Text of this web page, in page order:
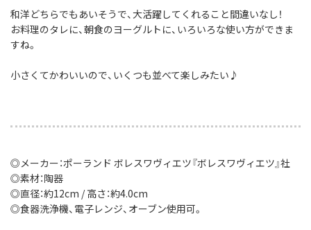
和洋どちらでもあいそうで、大活躍してくれること間違いなし！
お料理のタレに、朝食のヨーグルトに、いろいろな使い方ができま
すね。
小さくてかわいいので、いくつも並べて楽しみたい♪
◎メーカー：ポーランド ボレスワヴィエツ『ボレスワヴィエツ』社
◎素材：陶器
◎直径：約12cm / 高さ：約4.0cm
◎食器洗浄機、電子レンジ、オーブン使用可。